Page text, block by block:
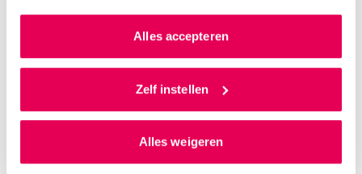
kunnen we zo gerichte advertenties laten zien op basis
van jouw internetgedrag.
Als je op ‘Alles accepteren’ klikt dan geef je ons
toestemming om cookies voor social media en
gepersonaliseerde advertenties te plaatsen. Lees
cookiestatement. Via ‘Zelf instellen’ kun je ook zelf
instellen welke cookies we plaatsen. Je kunt je
Alles accepteren
Zelf instellen
Alles weigeren
grondstoffentransitie.'
Meer informatie over Christof Francke
Medewerkers van ons team